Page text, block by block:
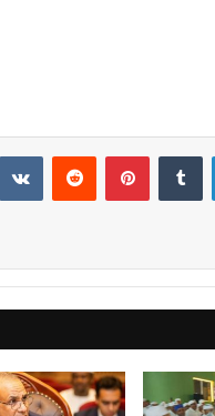
لينكدإن بينتيريست